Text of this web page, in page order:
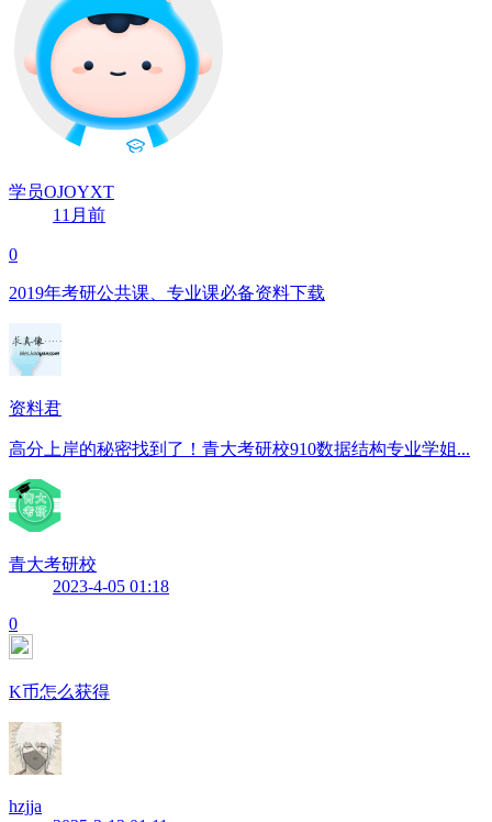
学员OJOYXT
11月前
0
2019年考研公共课、专业课必备资料下载
资料君
高分上岸的秘密找到了！青大考研校910数据结构专业学姐...
青大考研校
2023-4-05 01:18
0
K币怎么获得
hzjja